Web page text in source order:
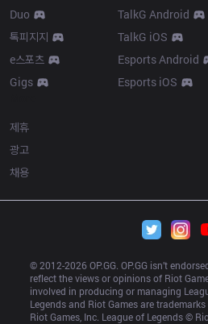
Duo
톡피지지
e스포츠
Gigs
TalkG Android
TalkG iOS
Esports Android
Esports iOS
제휴
광고
채용
© 2012-2026 OP.GG. OP.GG isn’t
reflect the views or opinions of Riot
involved in producing or managing
Legends and Riot Games are
Riot Games, Inc. League of Legends ©